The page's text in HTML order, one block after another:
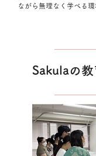
ながら無理なく学べる環
Sakulaの